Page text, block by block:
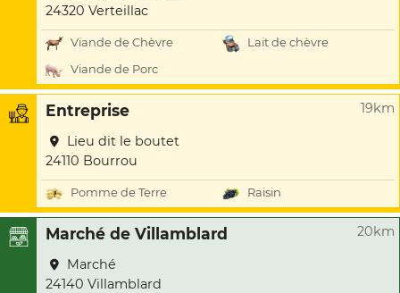
24320 Verteillac
Viande de Chèvre
Lait de chèvre
Viande de Porc
Entreprise 19km
Lieu dit le boutet
24110 Bourrou
Pomme de Terre Raisin
Marché de Villamblard 20km
Marché
24140 Villamblard